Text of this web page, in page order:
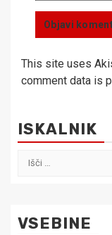
This site uses
comment data is
ISKALNIK
Išči:
VSEBINE